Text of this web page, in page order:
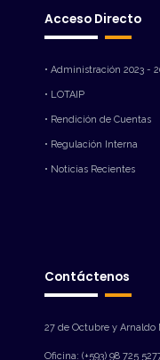
Acceso Directo
• Administración 2023 -
• LOTAIP
• Rendición de Cuentas
• Regulación Interna
• Noticias Recientes
Contáctenos
27 de Octubre y Arnaldo
Oficina: (+593) 98 725